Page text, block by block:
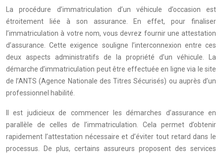
La procédure d’immatriculation d’un véhicule d’occasion est
étroitement liée à son assurance. En effet, pour finaliser
l’immatriculation à votre nom, vous devrez fournir une attestation
d’assurance. Cette exigence souligne l’interconnexion entre ces
deux aspects administratifs de la propriété d’un véhicule. La
démarche d’immatriculation peut être effectuée en ligne via le site
de l’ANTS (Agence Nationale des Titres Sécurisés) ou auprès d’un
professionnel habilité.
Il est judicieux de commencer les démarches d’assurance en
parallèle de celles de l’immatriculation. Cela permet d’obtenir
rapidement l’attestation nécessaire et d’éviter tout retard dans le
processus. De plus, certains assureurs proposent des services